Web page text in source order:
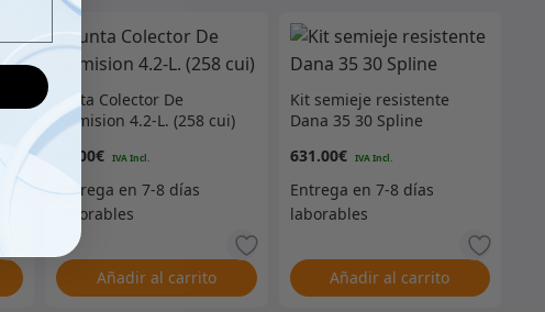
Junta Colector De
Admision 4.2-L. (258 cui)
31.00€
Añadir al carrito
Kit semieje resistente
Dana 35 30 Spline
631.00€
Añadir al carrito